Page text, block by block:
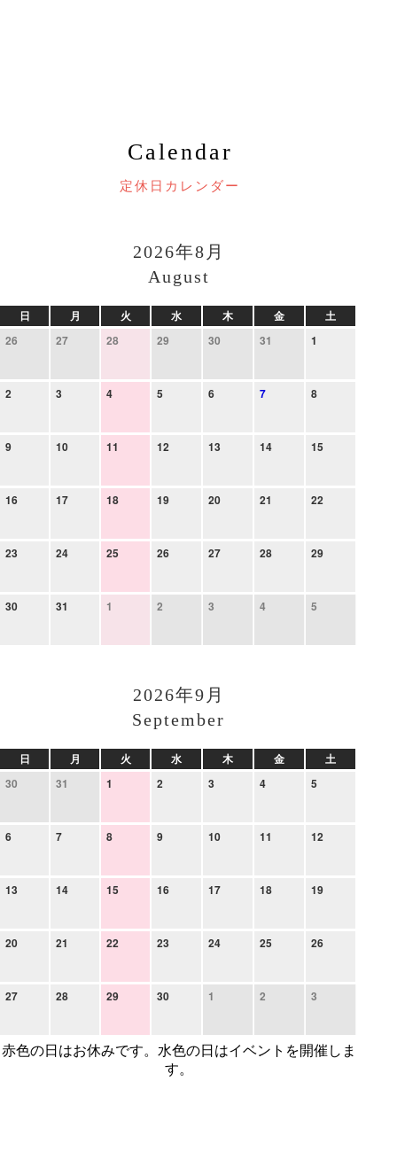
Calendar
定休日カレンダー
2026年8月
August
日 月 火 水 木 金
土
26
27 28 29 30 31 1
2 3 4 5 6 7 8
9 10 11 12 13 14 15
16 17 18 19 20 21 22
23 24 25 26 27 28 29
30 31 1 2 3 4 5
2026年9月
September
日 月 火 水 木 金
土
30
31 1 2 3 4 5
6 7 8 9 10 11 12
13 14 15 16 17 18 19
20 21 22 23 24 25 26
27 28 29 30 1 2 3
赤色の日はお休みです。水色の日はイベントを開催しま
す。